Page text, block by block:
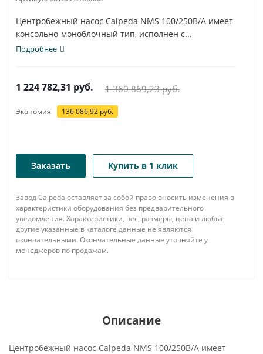
Центробежный насос Calpeda NMS 100/250B/A имеет
консольно-моноблочный тип, исполнен с...
Подробнее
1 224 782,31 руб. 1 360 869,23руб.
Экономия 136 086,92 руб.
Заказать Купить в 1 клик
Завод Calpeda оставляет за собой право вносить изменения в
характеристики оборудования без предварительного
уведомления. Характеристики, вес, размеры, цена и любые
другие указанные в каталоге данные не являются
окончательными. Окончательные данные уточняйте у
менеджеров по продажам.
Описание
Центробежный насос Calpeda NMS 100/250B/A имеет